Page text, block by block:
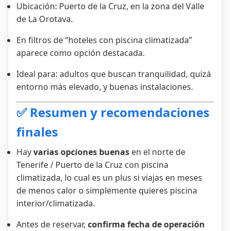
Ubicación: Puerto de la Cruz, en la zona del Valle
de La Orotava.
En filtros de “hoteles con piscina climatizada”
aparece como opción destacada.
Ideal para: adultos que buscan tranquilidad, quizá
entorno más elevado, y buenas instalaciones.
✅ Resumen y recomendaciones
finales
Hayvarias opciones buenas en el norte de
Tenerife / Puerto de la Cruz con piscina
climatizada, lo cual es un plus si viajas en meses
de menos calor o simplemente quieres piscina
interior/climatizada.
Antes de reservar, confirma fecha de operación